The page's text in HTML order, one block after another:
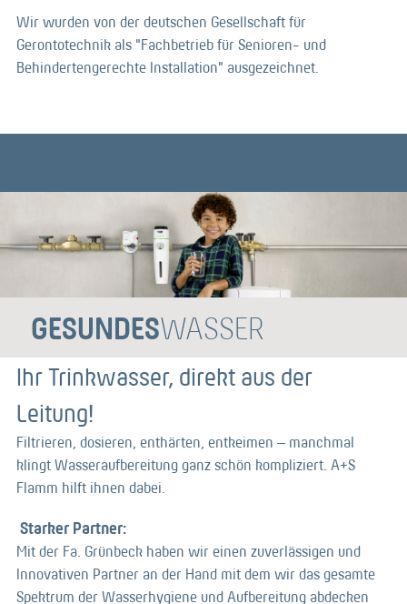
Wir wurden von der deutschen Gesellschaft für
Gerontotechnik als "Fachbetrieb für Senioren- und
Behindertengerechte Installation" ausgezeichnet.
GESUNDESWASSER
Ihr Trinkwasser, direkt aus der
Leitung!
Filtrieren, dosieren, enthärten, entkeimen – manchmal
klingt Wasseraufbereitung ganz schön kompliziert. A+S
Flamm hilft ihnen dabei.
Starker Partner:
Mit der Fa. Grünbeck haben wir einen zuverlässigen und
Innovativen Partner an der Hand mit dem wir das gesamte
Spektrum der Wasserhygiene und Aufbereitung abdecken